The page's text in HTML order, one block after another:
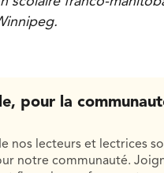
pour la
nos lecteurs et lectrices
notre communauté.